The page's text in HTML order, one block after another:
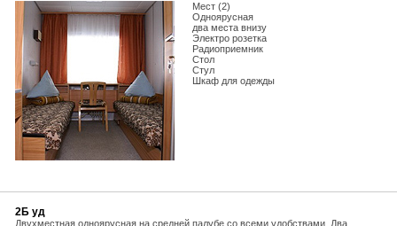
Мест (2)
Одноярусная
два места внизу
Электро розетка
Радиоприемник
Стол
Стул
Шкаф для одежды
2Б уд
Двухместная одноярусная на средней палубе со всеми удобствами. Два